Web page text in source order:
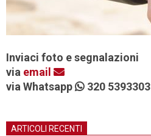
Inviaci foto e segnalazioni
via email
via Whatsapp
320 5393303
ARTICOLI RECENTI